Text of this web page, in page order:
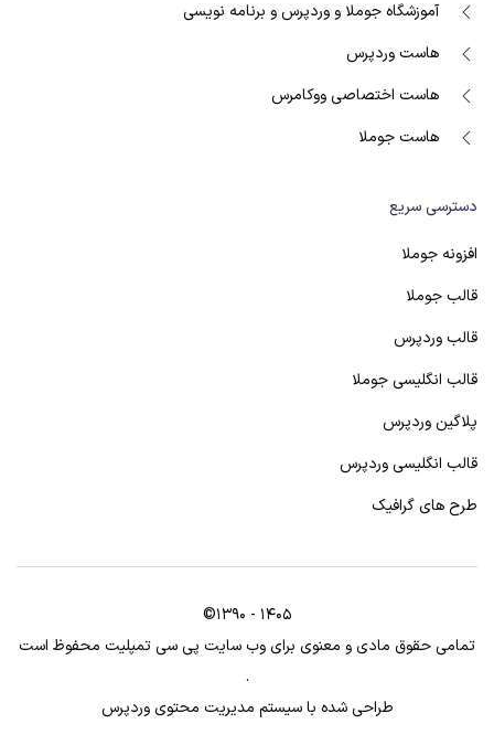
آموزشگاه جوملا و وردپرس و برنامه نویسی
هاست وردپرس
هاست اختصاصی ووکامرس
هاست جوملا
دسترسی سریع
افزونه جوملا
قالب جوملا
قالب وردپرس
قالب انگلیسی جوملا
پلاگین وردپرس
قالب انگلیسی وردپرس
طرح های گرافیک
©1390 - 1405
تمامی حقوق مادی و معنوی برای وب سایت پی سی تمپلیت محفوظ است
.
طراحی شده با سیستم مدیریت محتوی وردپرس